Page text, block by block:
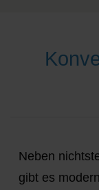
Neben
gibt es